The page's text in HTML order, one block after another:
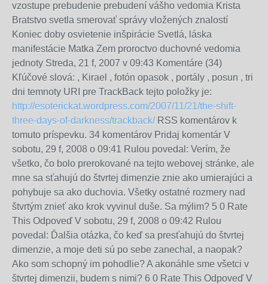
vzostupe prebudenie prebudení vášho vedomia Krista
Bratstvo svetla smerovať správy vložených znalostí
Koniec doby osvietenie inšpirácie Svetlá, láska
manifestácie Matka Zem proroctvo duchovné vedomia
jednoty Streda, 21 f, 2007 v 09:43 Komentáre (34)
Kľúčové slová: , Kirael , fotón opasok , portály , posun , tri
dni temnoty URI pre TrackBack tejto položky je:
http://esoterickat.wordpress.com/2007/11/21/the-shift-
three-days-of-darkness/trackback/RSS komentárov k
tomuto príspevku. 34 komentárov Pridaj komentár V
sobotu, 29 f, 2008 o 09:41 Rulou povedal: Verím, že
všetko, čo bolo prerokované na tejto webovej stránke, ale
mne sa sťahujú do štvrtej dimenzie znie ako umierajúci a
pohybuje sa ako duchovia. Všetky ostatné rozmery nad
štvrtým znieť ako krok vyvinul duše. Sa mýlim? 5 0 Rate
This Odpoveď V sobotu, 29 f, 2008 o 09:42 Rulou
povedal: Ďalšia otázka, čo keď sa presťahujú do štvrtej
dimenzie, a moje deti sú po sebe zanechal, a naopak?
Ako som schopný im pohodlie? A akonáhle sme všetci v
štvrtej dimenzii, budem s nimi? 6 0 Rate This Odpoveď V